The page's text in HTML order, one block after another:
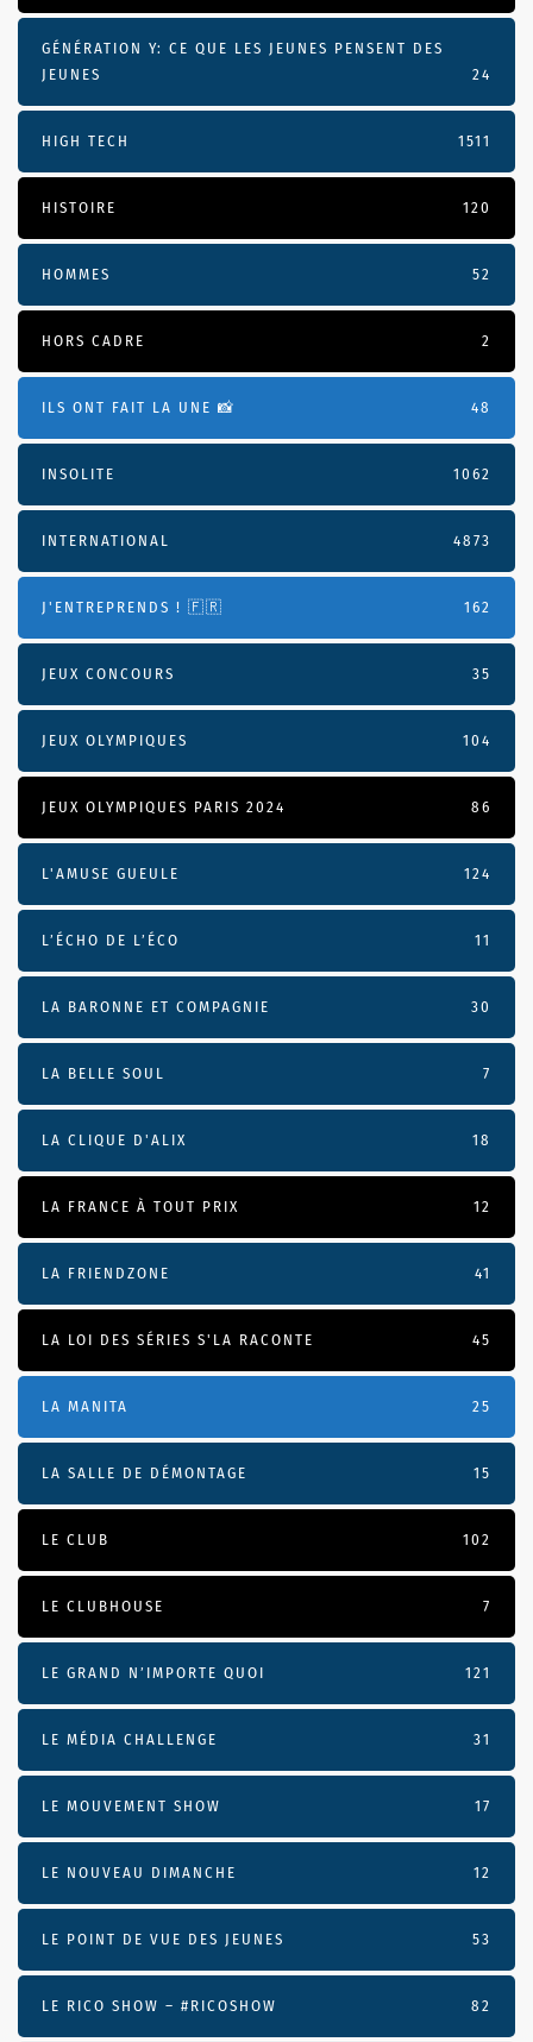
GÉNÉRATION Y: CE QUE LES JEUNES PENSENT DES
JEUNES
24
HIGH TECH 1511
HISTOIRE 120
HOMMES 52
HORS CADRE 2
ILS ONT FAIT LA UNE 📸 48
INSOLITE 1062
INTERNATIONAL 4873
J'ENTREPRENDS ! 🇫🇷 162
JEUX CONCOURS 35
JEUX OLYMPIQUES 104
JEUX OLYMPIQUES PARIS 2024 86
L'AMUSE GUEULE 124
L’ÉCHO DE L’ÉCO 11
LA BARONNE ET COMPAGNIE 30
LA BELLE SOUL 7
LA CLIQUE D'ALIX 18
LA FRANCE À TOUT PRIX 12
LA FRIENDZONE 41
LA LOI DES SÉRIES S'LA RACONTE 45
LA MANITA 25
LA SALLE DE DÉMONTAGE 15
LE CLUB 102
LE CLUBHOUSE 7
LE GRAND N’IMPORTE QUOI 121
LE MÉDIA CHALLENGE 31
LE MOUVEMENT SHOW 17
LE NOUVEAU DIMANCHE 12
LE POINT DE VUE DES JEUNES 53
LE RICO SHOW – #RICOSHOW 82